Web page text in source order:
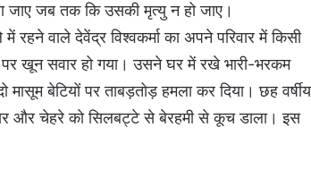
जब तक कि उसकी मृत्यु न हो जाए।
वाले देवेंद्र विश्वकर्मा का अपने परिवार में किसी
खून सवार हो गया। उसने घर में रखे भारी-भरकम
बेटियों पर ताबड़तोड़ हमला कर दिया। छह वर्षीय
सिर और चेहरे को सिलबट्टे से बेरहमी से कूच डाला। इस